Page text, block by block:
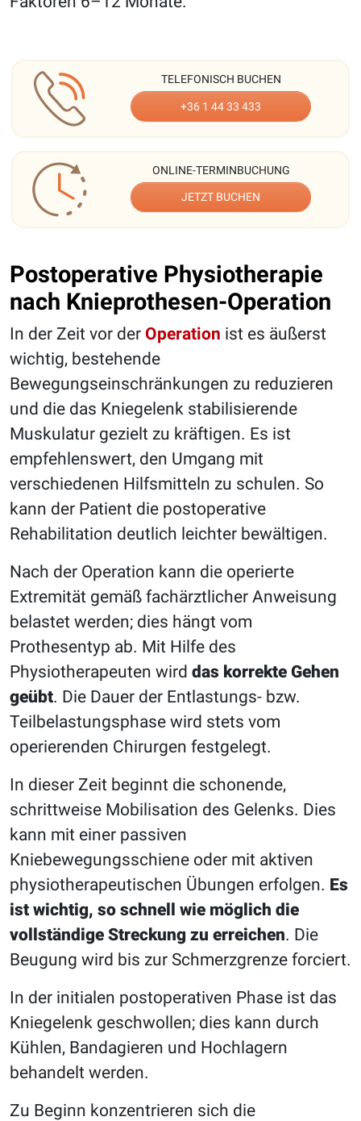
TELEFONISCH BUCHEN
+36 1 44 33 433
ONLINE-TERMINBUCHUNG
JETZT BUCHEN
Postoperative Physiotherapie
nach Knieprothesen-Operation
In der Zeit vor der Operation ist es äußerst
wichtig, bestehende
Bewegungseinschränkungen zu reduzieren
und die das Kniegelenk stabilisierende
Muskulatur gezielt zu kräftigen. Es ist
empfehlenswert, den Umgang mit
verschiedenen Hilfsmitteln zu schulen. So
kann der Patient die postoperative
Rehabilitation deutlich leichter bewältigen.
Nach der Operation kann die operierte
Extremität gemäß fachärztlicher Anweisung
belastet werden; dies hängt vom
Prothesentyp ab. Mit Hilfe des
Physiotherapeuten wird das korrekte Gehen
geübt. Die Dauer der Entlastungs- bzw.
Teilbelastungsphase wird stets vom
operierenden Chirurgen festgelegt.
In dieser Zeit beginnt die schonende,
schrittweise Mobilisation des Gelenks. Dies
kann mit einer passiven
Kniebewegungsschiene oder mit aktiven
physiotherapeutischen Übungen erfolgen. Es
ist wichtig, so schnell wie möglich die
vollständige Streckung zu erreichen. Die
Beugung wird bis zur Schmerzgrenze forciert.
In der initialen postoperativen Phase ist das
Kniegelenk geschwollen; dies kann durch
Kühlen, Bandagieren und Hochlagern
behandelt werden.
Zu Beginn konzentrieren sich die